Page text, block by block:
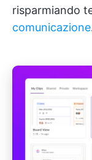
risparmiando
comunicazione